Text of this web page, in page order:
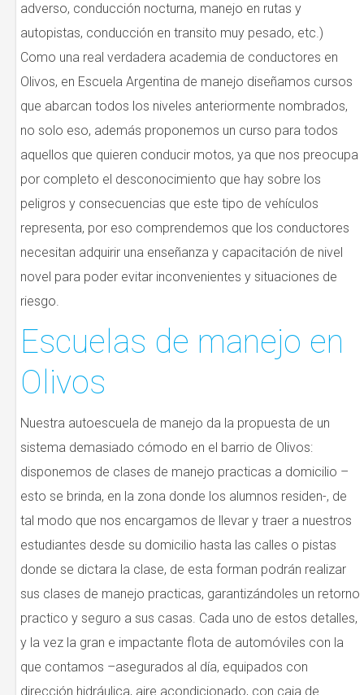
adverso, conducción nocturna, manejo en rutas y
autopistas, conducción en transito muy pesado, etc.)
Como una real verdadera academia de conductores en
Olivos, en Escuela Argentina de manejo diseñamos cursos
que abarcan todos los niveles anteriormente nombrados,
no solo eso, además proponemos un curso para todos
aquellos que quieren conducir motos, ya que nos preocupa
por completo el desconocimiento que hay sobre los
peligros y consecuencias que este tipo de vehículos
representa, por eso comprendemos que los conductores
necesitan adquirir una enseñanza y capacitación de nivel
novel para poder evitar inconvenientes y situaciones de
riesgo.
Escuelas de manejo en
Olivos
Nuestra autoescuela de manejo da la propuesta de un
sistema demasiado cómodo en el barrio de Olivos:
disponemos de clases de manejo practicas a domicilio –
esto se brinda, en la zona donde los alumnos residen-, de
tal modo que nos encargamos de llevar y traer a nuestros
estudiantes desde su domicilio hasta las calles o pistas
donde se dictara la clase, de esta forman podrán realizar
sus clases de manejo practicas, garantizándoles un retorno
practico y seguro a sus casas. Cada uno de estos detalles,
y la vez la gran e impactante flota de automóviles con la
que contamos –asegurados al día, equipados con
dirección hidráulica, aire acondicionado, con caja de